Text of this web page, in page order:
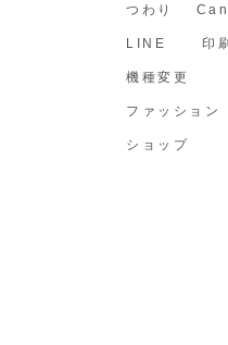
つわり
LINE 印
機種変更
ファッション
ショップ